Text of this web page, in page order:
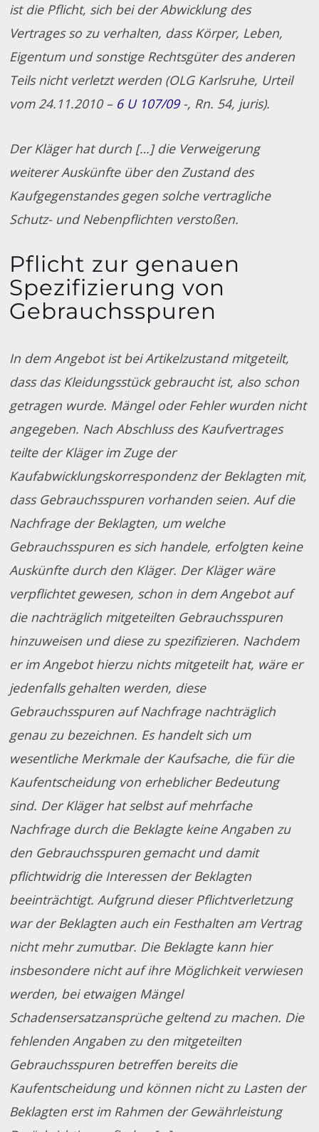
ist die Pflicht, sich bei der Abwicklung des
Vertrages so zu verhalten, dass Körper, Leben,
Eigentum und sonstige Rechtsgüter des anderen
Teils nicht verletzt werden (OLG Karlsruhe, Urteil
vom 24.11.2010 – 6 U 107/09-, Rn. 54, juris).
Der Kläger hat durch […] die Verweigerung
weiterer Auskünfte über den Zustand des
Kaufgegenstandes gegen solche vertragliche
Schutz- und Nebenpflichten verstoßen.
Pflicht zur genauen
Spezifizierung von
Gebrauchsspuren
In dem Angebot ist bei Artikelzustand mitgeteilt,
dass das Kleidungsstück gebraucht ist, also schon
getragen wurde. Mängel oder Fehler wurden nicht
angegeben. Nach Abschluss des Kaufvertrages
teilte der Kläger im Zuge der
Kaufabwicklungskorrespondenz der Beklagten mit,
dass Gebrauchsspuren vorhanden seien. Auf die
Nachfrage der Beklagten, um welche
Gebrauchsspuren es sich handele, erfolgten keine
Auskünfte durch den Kläger. Der Kläger wäre
verpflichtet gewesen, schon in dem Angebot auf
die nachträglich mitgeteilten Gebrauchsspuren
hinzuweisen und diese zu spezifizieren. Nachdem
er im Angebot hierzu nichts mitgeteilt hat, wäre er
jedenfalls gehalten werden, diese
Gebrauchsspuren auf Nachfrage nachträglich
genau zu bezeichnen. Es handelt sich um
wesentliche Merkmale der Kaufsache, die für die
Kaufentscheidung von erheblicher Bedeutung
sind. Der Kläger hat selbst auf mehrfache
Nachfrage durch die Beklagte keine Angaben zu
den Gebrauchsspuren gemacht und damit
pflichtwidrig die Interessen der Beklagten
beeinträchtigt. Aufgrund dieser Pflichtverletzung
war der Beklagten auch ein Festhalten am Vertrag
nicht mehr zumutbar. Die Beklagte kann hier
insbesondere nicht auf ihre Möglichkeit verwiesen
werden, bei etwaigen Mängel
Schadensersatzansprüche geltend zu machen. Die
fehlenden Angaben zu den mitgeteilten
Gebrauchsspuren betreffen bereits die
Kaufentscheidung und können nicht zu Lasten der
Beklagten erst im Rahmen der Gewährleistung